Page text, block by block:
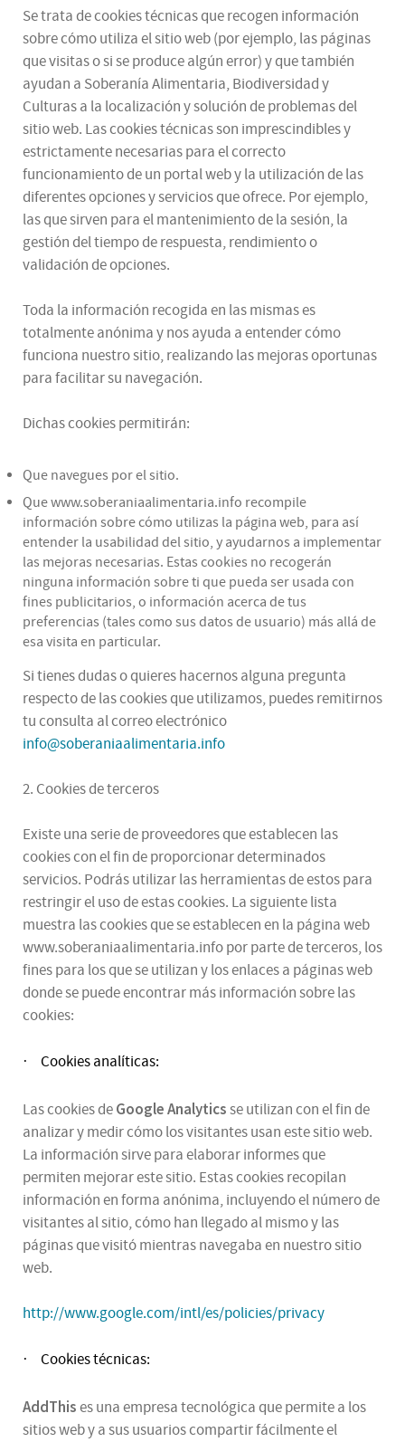
Se trata de cookies técnicas que recogen información
sobre cómo utiliza el sitio web (por ejemplo, las páginas
que visitas o si se produce algún error) y que también
ayudan a Soberanía Alimentaria, Biodiversidad y
Culturas a la localización y solución de problemas del
sitio web. Las cookies técnicas son imprescindibles y
estrictamente necesarias para el correcto
funcionamiento de un portal web y la utilización de las
diferentes opciones y servicios que ofrece. Por ejemplo,
las que sirven para el mantenimiento de la sesión, la
gestión del tiempo de respuesta, rendimiento o
validación de opciones.
Toda la información recogida en las mismas es
totalmente anónima y nos ayuda a entender cómo
funciona nuestro sitio, realizando las mejoras oportunas
para facilitar su navegación.
Dichas cookies permitirán:
Que navegues por el sitio.
Que www.soberaniaalimentaria.info recompile
información sobre cómo utilizas la página web, para así
entender la usabilidad del sitio, y ayudarnos a implementar
las mejoras necesarias. Estas cookies no recogerán
ninguna información sobre ti que pueda ser usada con
fines publicitarios, o información acerca de tus
preferencias (tales como sus datos de usuario) más allá de
esa visita en particular.
Si tienes dudas o quieres hacernos alguna pregunta
respecto de las cookies que utilizamos, puedes remitirnos
tu consulta al correo electrónico
info@soberaniaalimentaria.info
2. Cookies de terceros
Existe una serie de proveedores que establecen las
cookies con el fin de proporcionar determinados
servicios. Podrás utilizar las herramientas de estos para
restringir el uso de estas cookies. La siguiente lista
muestra las cookies que se establecen en la página web
www.soberaniaalimentaria.info por parte de terceros, los
fines para los que se utilizan y los enlaces a páginas web
donde se puede encontrar más información sobre las
cookies:
· Cookies analíticas:
Las cookies deGoogle Analyticsse utilizan con el fin de
analizar y medir cómo los visitantes usan este sitio web.
La información sirve para elaborar informes que
permiten mejorar este sitio. Estas cookies recopilan
información en forma anónima, incluyendo el número de
visitantes al sitio, cómo han llegado al mismo y las
páginas que visitó mientras navegaba en nuestro sitio
web.
http://www.google.com/intl/es/policies/privacy
· Cookies técnicas:
AddThises una empresa tecnológica que permite a los
sitios web y a sus usuarios compartir fácilmente el